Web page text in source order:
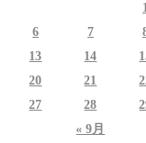
« 9月
6
7
13
14
20
21
27
28